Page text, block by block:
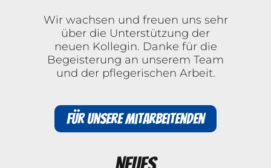
Wir wachsen und freuen uns sehr
über die Unterstützung der
neuen Kollegin. Danke für die
Begeisterung an unserem Team
und der pflegerischen Arbeit.
Für unsere Mitarbeitenden